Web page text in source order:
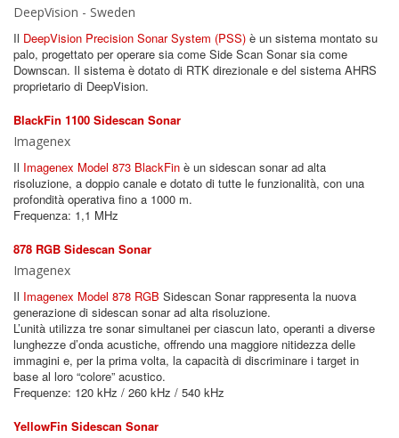
DeepVision - Sweden
Il DeepVision Precision Sonar System (PSS) è un sistema montato su
palo, progettato per operare sia come Side Scan Sonar sia come
Downscan. Il sistema è dotato di RTK direzionale e del sistema AHRS
proprietario di DeepVision.
BlackFin 1100 Sidescan Sonar
Imagenex
Il Imagenex Model 873 BlackFin è un sidescan sonar ad alta
risoluzione, a doppio canale e dotato di tutte le funzionalità, con una
profondità operativa fino a 1000 m.
Frequenza: 1,1 MHz
878 RGB Sidescan Sonar
Imagenex
Il Imagenex Model 878 RGB Sidescan Sonar rappresenta la nuova
generazione di sidescan sonar ad alta risoluzione.
L’unità utilizza tre sonar simultanei per ciascun lato, operanti a diverse
lunghezze d’onda acustiche, offrendo una maggiore nitidezza delle
immagini e, per la prima volta, la capacità di discriminare i target in
base al loro “colore” acustico.
Frequenze: 120 kHz / 260 kHz / 540 kHz
YellowFin Sidescan Sonar